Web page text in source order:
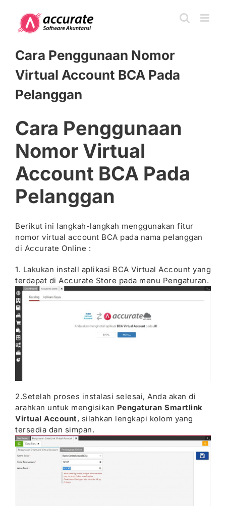
content
Cara Penggunaan Nomor
Virtual Account BCA Pada
Pelanggan
Cara Penggunaan
Nomor Virtual
Account BCA Pada
Pelanggan
Berikut ini langkah-langkah menggunakan fitur
nomor virtual account BCA pada nama pelanggan
di Accurate Online :
1. Lakukan install aplikasi BCA Virtual Account yang
terdapat di Accurate Store pada menu Pengaturan.
2.Setelah proses instalasi selesai, Anda akan di
arahkan untuk mengisikan Pengaturan Smartlink
Virtual Account, silahkan lengkapi kolom yang
tersedia dan simpan.